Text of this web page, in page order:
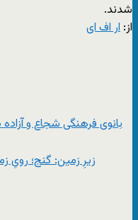
شدند.
از: ار اف ای
زیرِ زمین: گنج؛ رویِ